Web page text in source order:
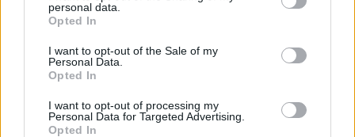
personal data.
Opted In
I want to opt-out of the Sale of my
Personal Data.
Opted In
I want to opt-out of processing my
Personal Data for Targeted Advertising.
Opted In
Portfolio.hu teljes cikkarchívum
kötéslistái
Előfizetés